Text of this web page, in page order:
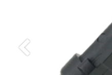
Anterior